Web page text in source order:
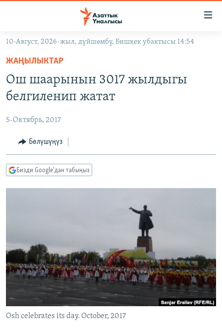
Навигацияга
өтүңүз
Издөөгө
салыңызКЫРГЫЗСТАН
ЭКОНОМИКА
МАДАНИЯТ
ДҮЙНӨ
БОРБОР АЗИЯ
АТАЙЫН ИЛИКТӨӨ
ТВ ПРОГРАММАЛАР
ЭКСПЕРТТЕР ТАЛДАЙТ
АЗАТТЫК+
ЫҢГАЙСЫЗ СУРООЛОР
ӨЗГӨЧӨ ПИКИР
ЭЕ/АРнун бардык сайттары
10-Август, 2026-жыл, дүйшөмбү, Бишкек убактысы 14:54
ЖАҢЫЛЫКТАР
Ош шаарынын 3017 жылдыгы
белгиленип жатат
5-Октябрь, 2017
Бөлүшүңүз
Бизди Google'дан табыңыз
Osh celebrates its day. October, 2017